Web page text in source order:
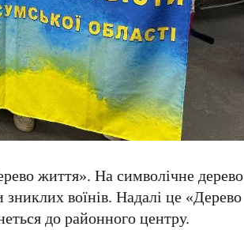
життя». На символічне дерево
воїнів. Надалі це «Дерево
до районного центру.